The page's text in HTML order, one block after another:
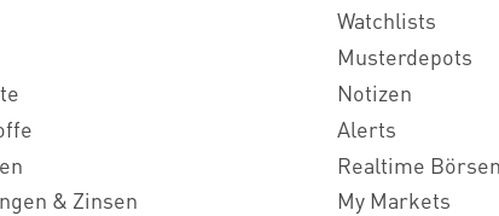
& Zinsen
Watchlists
Musterdepots
Notizen
Alerts
Realtime Börsen
My Markets